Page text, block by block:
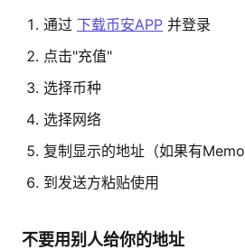
通过 下载币安APP 并登录
点击"充值"
选择币种
选择网络
复制显示的地址（如果有Memo
到发送方粘贴使用
不要用别人给你的地址